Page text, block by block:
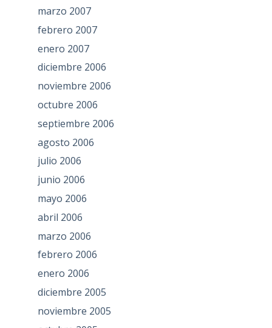
marzo 2007
febrero 2007
enero 2007
diciembre 2006
noviembre 2006
octubre 2006
septiembre 2006
agosto 2006
julio 2006
junio 2006
mayo 2006
abril 2006
marzo 2006
febrero 2006
enero 2006
diciembre 2005
noviembre 2005